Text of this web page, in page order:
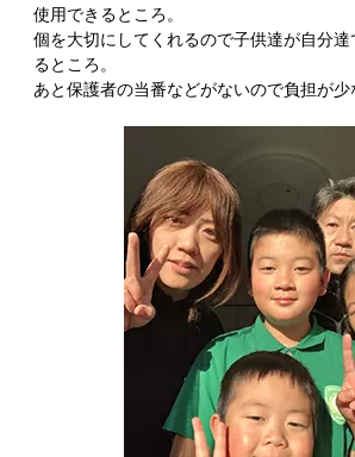
使用できるところ。
個を大切にしてくれるので子供達が自分達
るところ。
あと保護者の当番などがないので負担が少